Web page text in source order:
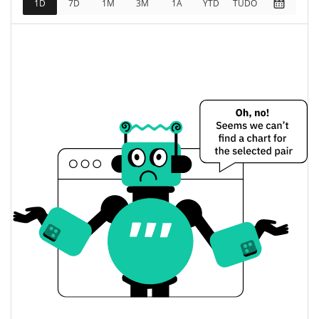
Totalmente diluído
$6,763.7
$0.0000069400848 /
$0.0000069443501
Abertura / Fecho de
$0.0000069400848 /
$0.0000069443501
A mudança de ontem
Volume de ontem $49.3551
Histórico do preço do The Top Influencer
1D 7D 1M 3M 1A YTD TUDO